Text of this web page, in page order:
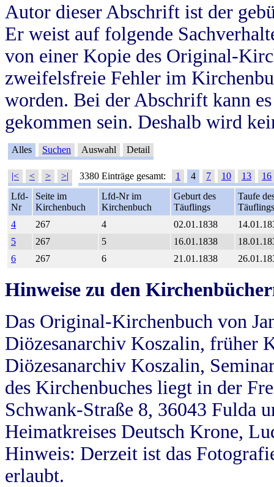
Autor dieser Abschrift ist der
Er weist auf folgende
von einer Kopie des Original-
zweifelsfreie Fehler im
worden. Bei der Abschrift kann
gekommen sein. Deshalb wird
Alles Suchen Auswahl Detail
|< < > >| 3380 Einträge gesamt: 1 4 7 10 13
16
Lfd-
Nr
Seite im
Kirchenbuch
Lfd-Nr im
Kirchenbuch
Geburt des
Täuflings
Taufe
Täuflings
4
267 4 02.01.1838
5
267 5 16.01.1838
6
267 6 21.01.1838
Hinweise zu den
Das Original-Kirchenbuch von
Diözesanarchiv Koszalin, früher
Diözesanarchiv Koszalin,
des Kirchenbuches liegt in der
Schwank-Straße 8, 36043 Fulda
Heimatkreises Deutsch Krone,
Hinweis: Derzeit ist das
erlaubt.